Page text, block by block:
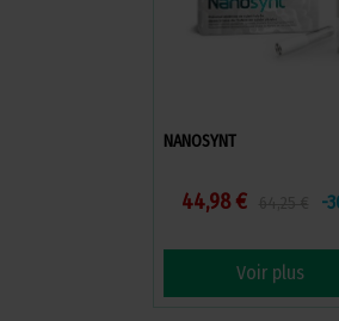
NANOSYNT
44,98 € -
Voir plus